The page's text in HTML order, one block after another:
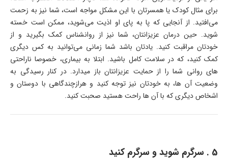
برای مثال کودک یا همسرتان با این مشکل مواجه است، شما نیز به زحمت
می‌افتید. از آنجایی که پا به پای او اذیت می‌شوید، ممکن است خسته
شوید. حین درمان عزیزانتان، شما نیز از روانشناس کمک بگیرید و از
خودتان مراقبت کنید. یادتان باشد شما زمانی می‌توانید به کس دیگری
کمک کنید، که در سلامت کامل باشید. ابتلا به بیماری، خصوصا ناراحتی
های روانی شما را از حمایت عزیزانتان باز میدارد. در کنار رسیدگی به
وضعیت آن ها، به خودتان نیز توجه کنید و هرازچندگاهی با دوستان و
اشخاص دیگری که با آن ها راحت هستید صحبت کنید.
5 . سرگرم شوید و سرگرم کنید